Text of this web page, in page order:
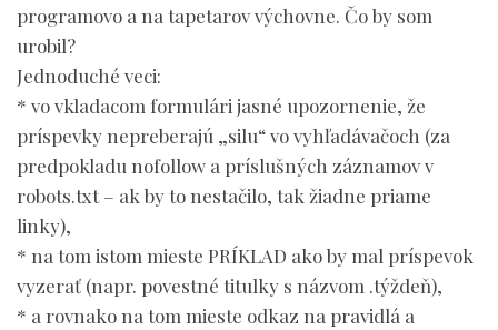
programovo a na tapetarov výchovne. Čo by som
urobil?
Jednoduché veci:
* vo vkladacom formulári jasné upozornenie, že
príspevky nepreberajú „silu“ vo vyhľadávačoch (za
predpokladu nofollow a príslušných záznamov v
robots.txt – ak by to nestačilo, tak žiadne priame
linky),
* na tom istom mieste PRÍKLAD ako by mal príspevok
vyzerať (napr. povestné titulky s názvom .týždeň),
* a rovnako na tom mieste odkaz na pravidlá a